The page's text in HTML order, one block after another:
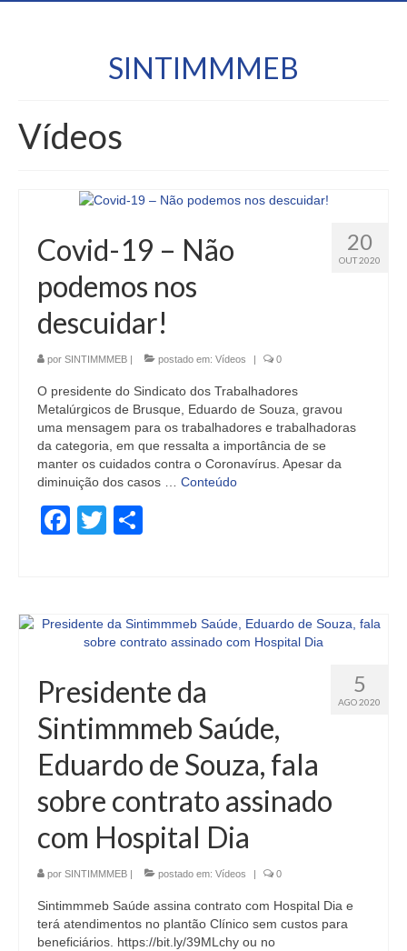
SINTIMMMEB
Vídeos
20
OUT 2020
Covid-19 – Não
podemos nos
descuidar!
por SINTIMMMEB postado em: Vídeos 0
O presidente do Sindicato dos Trabalhadores
Metalúrgicos de Brusque, Eduardo de Souza, gravou
uma mensagem para os trabalhadores e trabalhadoras
da categoria, em que ressalta a importância de se
manter os cuidados contra o Coronavírus. Apesar da
diminuição dos casos … Conteúdo
Facebook
Twitter
5
AGO 2020
Presidente da
Sintimmmeb Saúde,
Eduardo de Souza, fala
sobre contrato assinado
com Hospital Dia
por SINTIMMMEB postado em: Vídeos 0
Sintimmmeb Saúde assina contrato com Hospital Dia e
terá atendimentos no plantão Clínico sem custos para
beneficiários. https://bit.ly/39MLchy ou no